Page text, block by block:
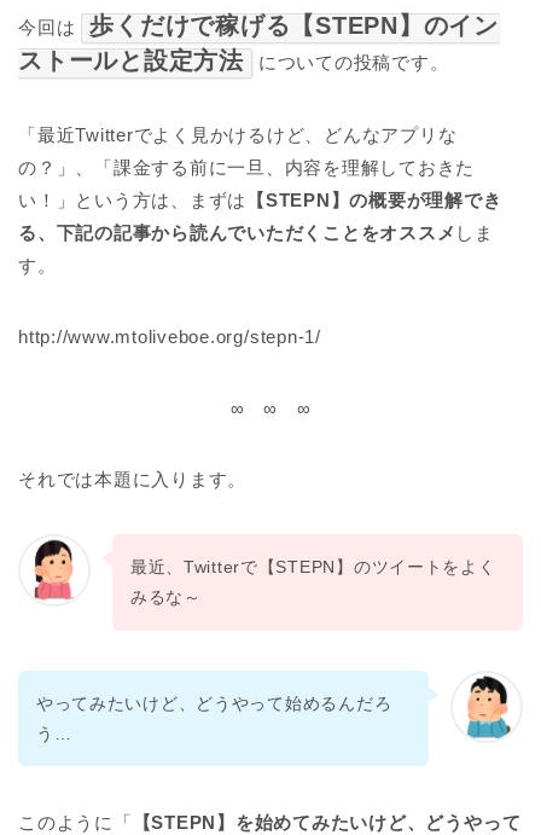
今回は
歩くだけで稼げる【STEPN】のイン
ストールと設定方法
についての投稿です。
「最近Twitterでよく見かけるけど、どんなアプリな
の？」、「課金する前に一旦、内容を理解しておきた
い！」という方は、まずは
【STEPN】の概要が理解でき
る、下記の記事から読んでいただくことをオススメ しま
す。
http://www.mtoliveboe.org/stepn-1/
∞ ∞ ∞
それでは本題に入ります。
最近、Twitterで【STEPN】のツイートをよく
みるな～
やってみたいけど、どうやって始めるんだろ
う…
このように「 【STEPN】を始めてみたいけど、どうやって